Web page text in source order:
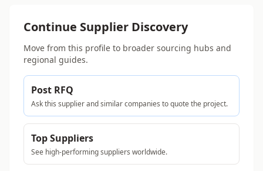
Continue Supplier Discovery
Move from this profile to broader sourcing hubs and
regional guides.
Post RFQ
Ask this supplier and similar companies to quote the project.
Top Suppliers
See high-performing suppliers worldwide.